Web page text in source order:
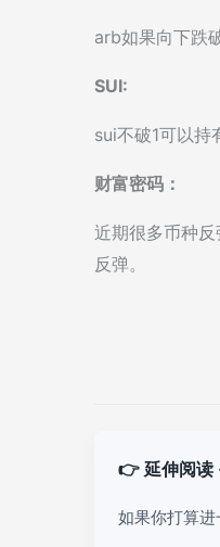
arb如果向下跌
SUI:
sui不破1可以持
财富密码：
近期很多币种
反弹。
👉 延伸阅读
如果你打算进